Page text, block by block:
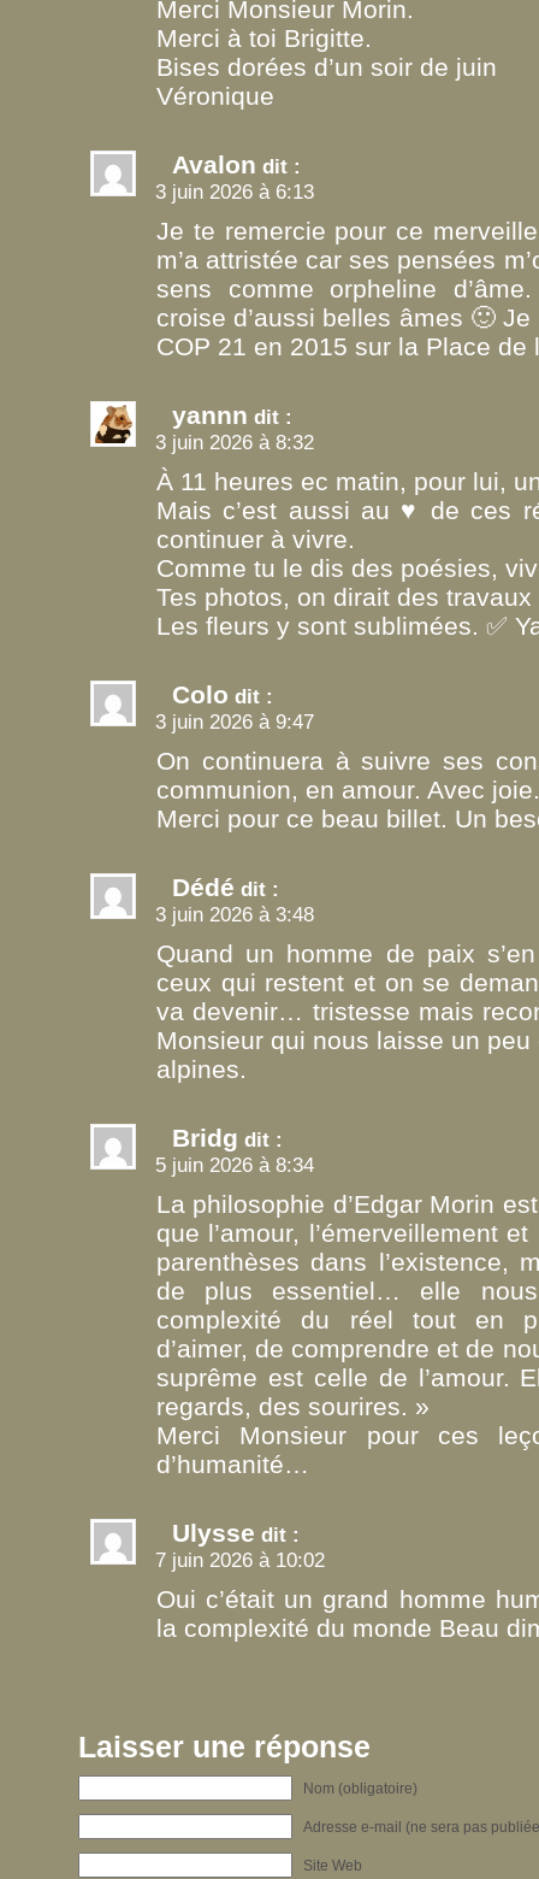
Merci Monsieur Morin.
Merci à toi Brigitte.
Bises dorées d’un soir de juin
Véronique
Avalon dit :
3 juin 2026 à 6:13
Je te remercie pour ce
m’a attristée car ses pensées
sens comme orpheline
croise d’aussi belles âmes 🙂
COP 21 en 2015 sur la Place de
yannn dit :
3 juin 2026 à 8:32
À 11 heures ec matin, pour lui,
Mais c’est aussi au ♥ de ces
continuer à vivre.
Comme tu le dis des poésies,
Tes photos, on dirait des
Les fleurs y sont sublimées. ✅
Colo dit :
3 juin 2026 à 9:47
On continuera à suivre ses
communion, en amour. Avec joie.
Merci pour ce beau billet. Un
Dédé dit :
3 juin 2026 à 3:48
Quand un homme de paix
ceux qui restent et on se
va devenir… tristesse mais
Monsieur qui nous laisse un
alpines.
Bridg dit :
5 juin 2026 à 8:34
La philosophie d’Edgar Morin
que l’amour, l’émerveillement
parenthèses dans l’existence,
de plus essentiel… elle
complexité du réel tout en
d’aimer, de comprendre et de
suprême est celle de l’amour.
regards, des sourires. »
Merci Monsieur pour ces
d’humanité…
Ulysse dit :
7 juin 2026 à 10:02
Oui c’était un grand homme
la complexité du monde Beau
Laisser une réponse
Nom (obligatoire)
Adresse e-mail (ne sera pas
Site Web